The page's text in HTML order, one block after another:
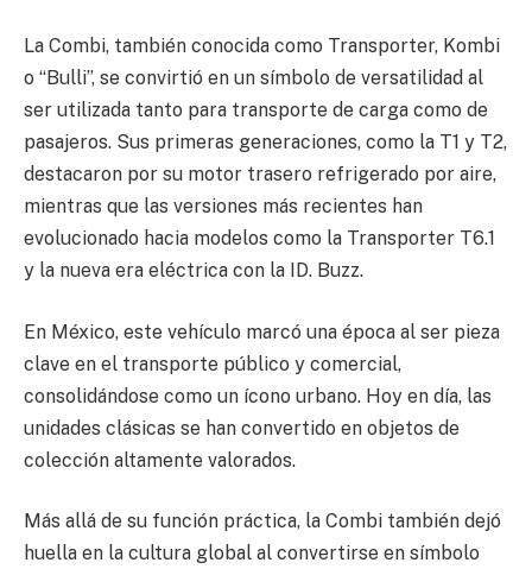
La Combi, también conocida como Transporter, Kombi
o “Bulli”, se convirtió en un símbolo de versatilidad al
ser utilizada tanto para transporte de carga como de
pasajeros. Sus primeras generaciones, como la T1 y T2,
destacaron por su motor trasero refrigerado por aire,
mientras que las versiones más recientes han
evolucionado hacia modelos como la Transporter T6.1
y la nueva era eléctrica con la ID. Buzz.
En México, este vehículo marcó una época al ser pieza
clave en el transporte público y comercial,
consolidándose como un ícono urbano. Hoy en día, las
unidades clásicas se han convertido en objetos de
colección altamente valorados.
Más allá de su función práctica, la Combi también dejó
huella en la cultura global al convertirse en símbolo